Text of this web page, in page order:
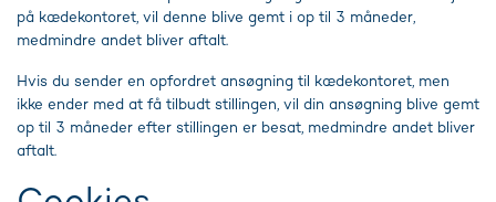
på kædekontoret, vil denne blive gemt i op til 3 måneder,
medmindre andet bliver aftalt.
Hvis du sender en opfordret ansøgning til kædekontoret, men
ikke ender med at få tilbudt stillingen, vil din ansøgning blive gemt
op til 3 måneder efter stillingen er besat, medmindre andet bliver
aftalt.